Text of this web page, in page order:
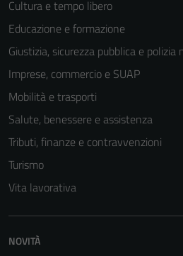
Cultura e tempo libero
Educazione e formazione
Giustizia, sicurezza pubblica e polizia
Imprese, commercio e SUAP
Mobilità e trasporti
Salute, benessere e assistenza
Tributi, finanze e contravvenzioni
Turismo
Vita lavorativa
NOVITÀ